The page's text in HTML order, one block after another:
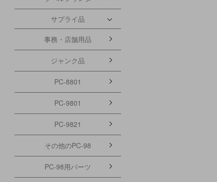
サプライ品
事務・店舗用品
ジャンク品
PC-8801
PC-9801
PC-9821
その他のPC-98
PC-98用パーツ